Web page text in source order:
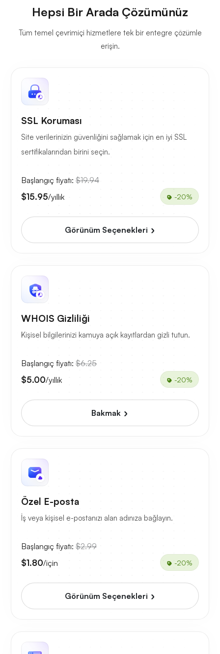
Hepsi Bir Arada Çözümünüz
Tüm temel çevrimiçi hizmetlere tek bir entegre çözümle
erişin.
SSL Koruması
Site verilerinizin güvenliğini sağlamak için en iyi SSL
sertifikalarından birini seçin.
Başlangıç fiyatı: $19.94
$15.95/yıllık -20%
Görünüm Seçenekleri
WHOIS Gizliliği
Kişisel bilgilerinizi kamuya açık kayıtlardan gizli tutun.
Başlangıç fiyatı: $6.25
$5.00/yıllık -20%
Bakmak
Özel E-posta
İş veya kişisel e-postanızı alan adınıza bağlayın.
Başlangıç fiyatı: $2.99
$1.80/için -20%
Görünüm Seçenekleri